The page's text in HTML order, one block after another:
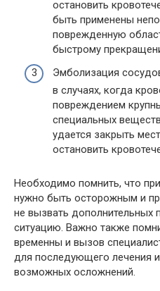
остановить
быть применены
поврежденную
быстрому
Эмболизация
в случаях, когда
повреждением
специальных
удается закрыть
остановить
Необходимо помнить, что
нужно быть осторожным и
не вызвать дополнительных
ситуацию. Важно также
временны и вызов
для последующего лечения
возможных осложнений.